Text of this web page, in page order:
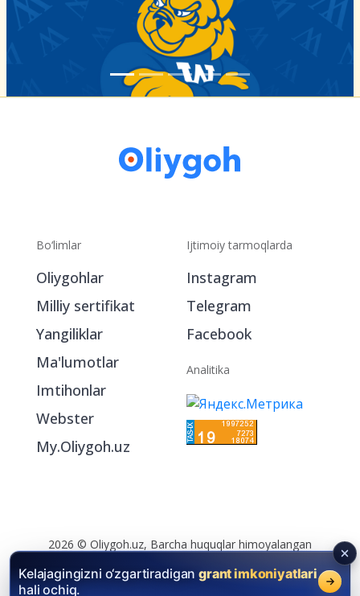
Bo‘limlar
Oliygohlar
Milliy sertifikat
Yangiliklar
Ma'lumotlar
Imtihonlar
Ijtimoiy tarmoqlarda
Instagram
Telegram
Analitika
Kelajagingizni o‘zgartiradigangrant imkoniyatlari
hali ochiq.